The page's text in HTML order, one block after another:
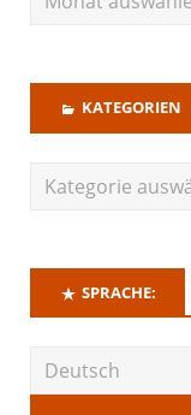
KATEGORIEN
SPRACHE: